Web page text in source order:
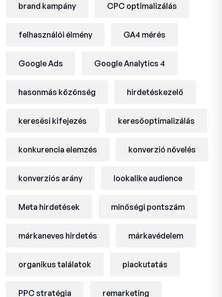
brand kampány CPC optimalizálás
felhasználói élmény GA4 mérés
Google Ads Google Analytics 4
hasonmás közönség hirdetéskezelő
keresési kifejezés keresőoptimalizálás
konkurencia elemzés konverzió növelés
konverziós arány lookalike audience
Meta hirdetések minőségi pontszám
márkaneves hirdetés márkavédelem
organikus találatok piackutatás
PPC stratégia remarketing